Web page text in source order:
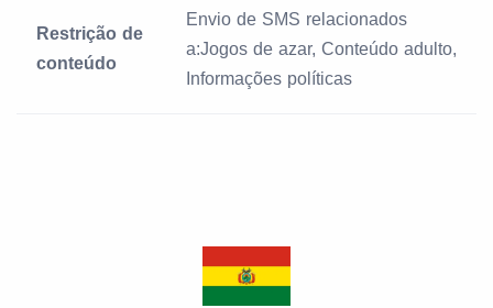
Restrição de
conteúdo
Envio de SMS relacionados
a:Jogos de azar, Conteúdo adulto,
Informações políticas